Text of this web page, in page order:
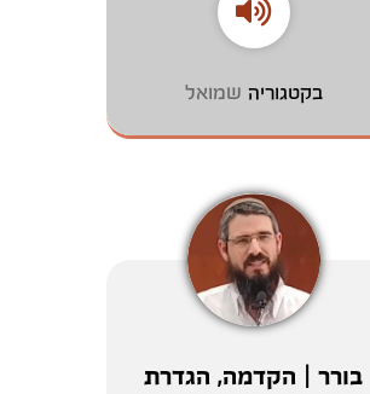
בקטגוריה שמואל
בורר | הקדמה, הגדרת